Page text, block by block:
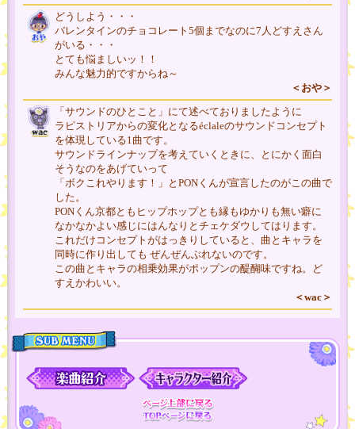
どうしよう・・・
バレンタインのチョコレート5個までなのに7人どすえさん
がいる・・・
とても悩ましいッ！！
みんな魅力的ですからね～
＜おや＞
「サウンドのひとこと」にて述べておりましたように
ラピストリアからの変化となるéclaleのサウンドコンセプト
を体現している1曲です。
サウンドラインナップを考えていくときに、とにかく面白
そうなのをあげていって
「ボクこれやります！」とPONくんが宣言したのがこの曲で
した。
PONくん京都ともヒップホップとも縁もゆかりも無い癖に
なかなかよい感じにはんなりとチェケダウしてはります。
これだけコンセプトがはっきりしていると、曲とキャラを
同時に作り出しても ぜんぜんぶれないのです。
この曲とキャラの相乗効果がポップンの醍醐味ですね。ど
すえかわいい。
＜wac＞
MENU
ページ上部に戻